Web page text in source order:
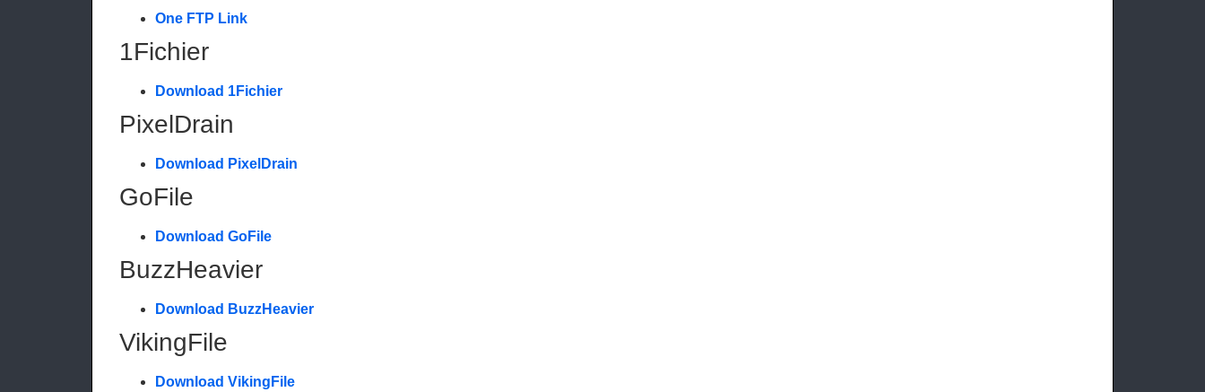
One FTP Link
1Fichier
Download 1Fichier
PixelDrain
Download PixelDrain
GoFile
Download GoFile
BuzzHeavier
Download BuzzHeavier
VikingFile
Download VikingFile